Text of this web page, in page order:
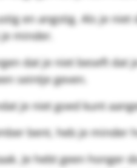
en angstig. Als je
minder.
dat je niet beseft dat
seintje geven.
je niet goed kunt
bent, heb je minder
Je hebt geen honger